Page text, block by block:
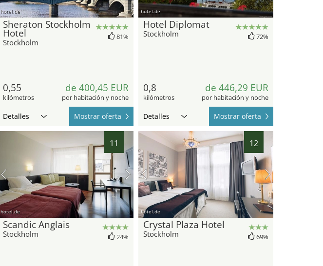
hotel.de
Sheraton Stockholm
Hotel
Stockholm
81%
0,55
kilómetros
de 400,45 EUR
por habitación y noche
Detalles Mostrar oferta
hotel.de
Hotel Diplomat
Stockholm 72%
0,8
kilómetros
de 446,29 EUR
por habitación y noche
Detalles Mostrar oferta
11
hotel.de
Scandic Anglais
Stockholm 24%
12
hotel.de
Crystal Plaza Hotel
Stockholm 69%